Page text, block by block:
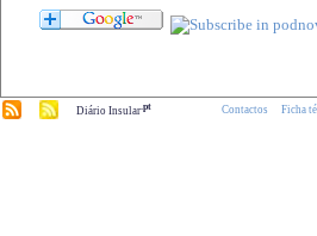
Diário Insular.pt Contactos Ficha